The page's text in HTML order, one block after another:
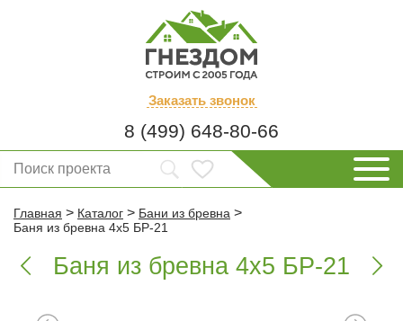
Заказать звонок
8 (499) 648-80-66
Главная > Каталог > Бани из бревна >
Баня из бревна 4х5 БР-21
 Баня из бревна 4х5 БР-21 